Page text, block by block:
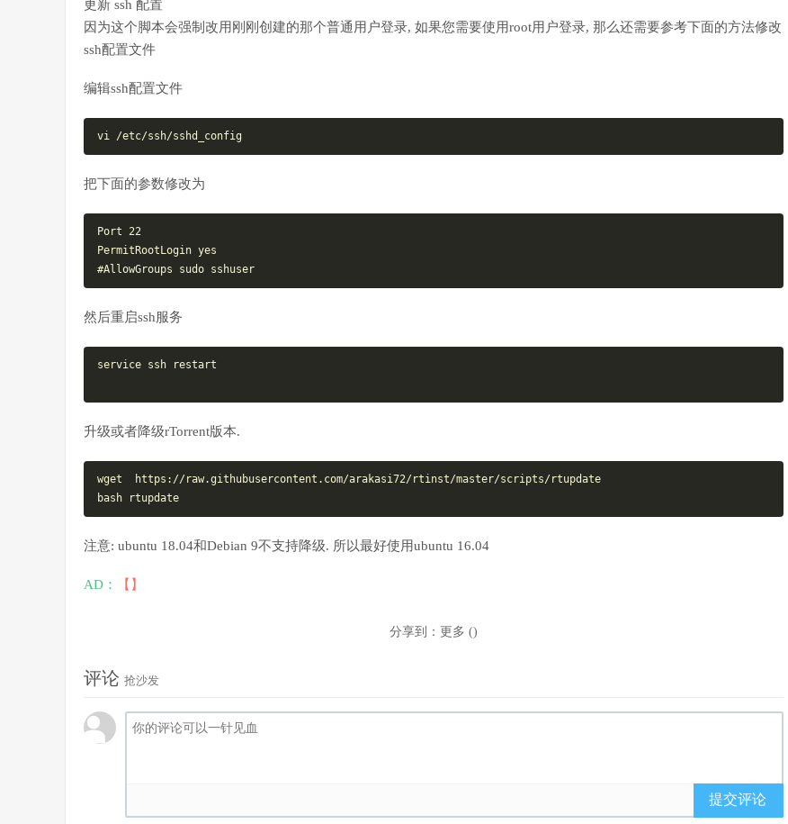
更新 ssh 配置
因为这个脚本会强制改用刚刚创建的那个普通用户登录, 如果您需要使用root用户登录, 那么还需要参考下面的方法修改
ssh配置文件
编辑ssh配置文件
vi
把下面的参数修改为
Port
22
PermitRootLogin yes
#AllowGroups sudo sshuser
然后重启ssh服务
service ssh restart
升级或者降级rTorrent版本.
wget
  https://raw.githubusercontent.com/arakasi72/rtinst/master/scripts/rtupdate
注意: ubuntu 18.04和Debian 9不支持降级. 所以最好使用ubuntu 16.04
AD： 【】
分享到： 更多 ()
评论 抢沙发
提交评论